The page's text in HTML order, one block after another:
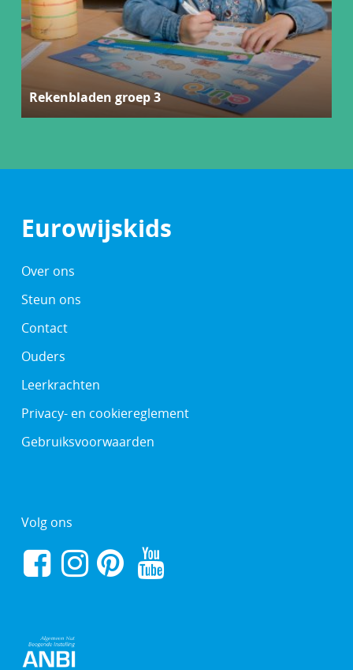
Rekenbladen groep 3
Eurowijskids
Over ons
Steun ons
Contact
Ouders
Leerkrachten
Privacy- en cookiereglement
Gebruiksvoorwaarden
Volg ons